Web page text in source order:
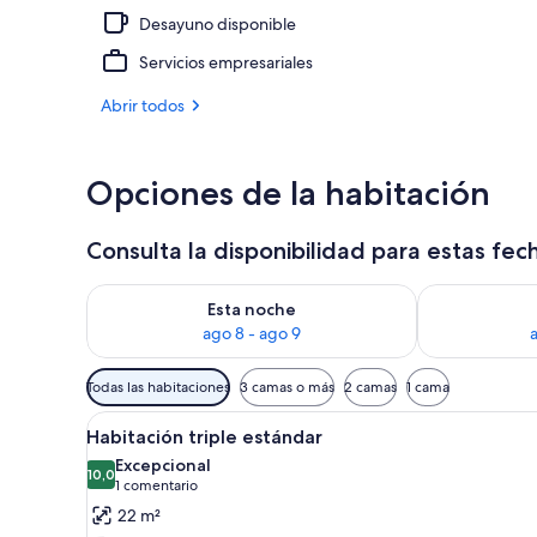
Desayuno disponible
Servicios empresariales
Abrir todos
Opciones de la habitación
Consulta la disponibilidad para estas
Esta noche
ago 8 - ago 9
Consulta la disponibilidad para esta noche, ago 8 -
Consulta la
Filtros
disponibles
para
las
habitaciones
Todas las habitaciones 3 camas o más 2 camas 1 cama
Abrir
todas
las
fotos
Habitación de hotel con dos
7
Habitación triple estándar
10,010,0 de 10
Excepcional
1 comentario
(1 comentario)
22 m²